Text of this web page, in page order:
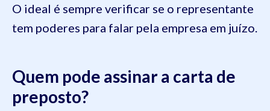
O ideal é sempre verificar se o representante
tem poderes para falar pela empresa em juízo.
Quem pode assinar a carta de
preposto?